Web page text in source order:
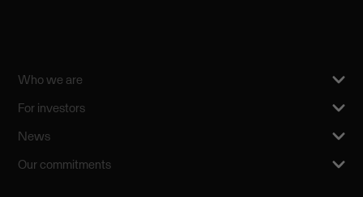
Who we are
For investors
News
Our commitments